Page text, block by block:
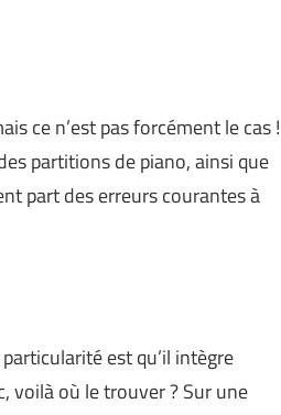
ce n’est pas forcément le cas !
partitions de piano, ainsi que
part des erreurs courantes à
est qu’il intègre
voilà où le trouver ? Sur une